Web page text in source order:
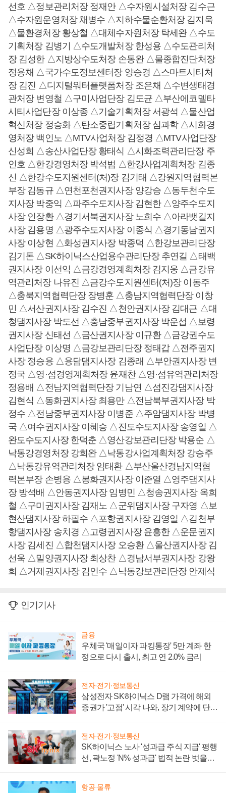
선호 △정보관리처장 정재안 △수자원시설처장 김수근
△수자원운영처장 채병수 △지하수물순환처장 김지욱
△물환경처장 황상철 △대체수자원처장 탁세완 △수도
기획처장 김병기 △수도개발처장 한성용 △수도관리처
장 김성한 △지방상수도처장 손동완 △물종합진단처장
정용채 △국가수도정보센터장 양승경 △스마트시티처
장 김진 △디지털워터플랫폼처장 조은채 △수변생태경
관처장 변영철 △구미사업단장 김도균 △부산에코델타
시티사업단장 이상종 △기술기획처장 서광석 △물산업
혁신처장 정승화 △탄소중립기획처장 심과학 △시화경
영처장 백인노 △MTV사업처장 김정경 △MTV사업단장
신성희 △송산사업단장 황태식 △시화조력관리단장 주
인호 △한강경영처장 박석범 △한강사업계획처장 김종
신 △한강수도지원센터(처)장 김기태 △강원지역협력본
부장 김동규 △연천포천권지사장 양강승 △동두천수도
지사장 박중익 △파주수도지사장 김현한 △양주수도지
사장 인장환 △경기서북권지사장 노희수 △아라뱃길지
사장 김용명 △광주수도지사장 이종식 △경기동남권지
사장 이상현 △화성권지사장 박종덕 △한강보관리단장
김기돈 △SK하이닉스산업용수관리단장 추연길 △태백
권지사장 이선익 △금강경영계획처장 김지웅 △금강유
역관리처장 나유진 △금강수도지원센터(처)장 이동주
△충북지역협력단장 장병훈 △충남지역협력단장 이창
민 △서산권지사장 김수진 △천안권지사장 김대근 △대
청댐지사장 박도선 △충남중부권지사장 박운섭 △보령
권지사장 신태선 △금산권지사장 이규환 △금강권수도
사업단장 이상명 △금강보관리단장 정태갑 △전주권지
사장 정승용 △용담댐지사장 김종래 △부안권지사장 변
정국 △영·섬경영계획처장 윤재찬 △영·섬유역관리처장
정용배 △전남지역협력단장 기남연 △섬진강댐지사장
김현식 △동화권지사장 최용만 △전남북부권지사장 박
정수 △전남중부권지사장 이병준 △주암댐지사장 박병
국 △여수권지사장 이혜승 △진도수도지사장 송영일 △
완도수도지사장 한덕춘 △영산강보관리단장 박용순 △
낙동강경영처장 강희완 △낙동강사업계획처장 강승주
△낙동강유역관리처장 임태환 △부산울산경남지역협
력본부장 손병용 △봉화권지사장 이준열 △영주댐지사
장 방석배 △안동권지사장 임병민 △청송권지사장 옥희
철 △구미권지사장 김재노 △군위댐지사장 구자영 △보
현산댐지사장 하필수 △포항권지사장 김영일 △김천부
항댐지사장 송치경 △고령권지사장 윤흥한 △운문권지
사장 김세진 △합천댐지사장 오승환 △울산권지사장 김
선욱 △밀양권지사장 최상찬 △경남서부권지사장 강왕
희 △거제권지사장 김인수 △낙동강보관리단장 안제식
인기기사
금융
우체국 '매일이자 파킹통장' 5만 계좌 한
정으로 다시 출시, 최고 연 2.0% 금리
전자·전기·정보통신
삼성전자 SK하이닉스 D램 가격에 해외
증권가 '고점' 시각 나와, 장기 계약에 단점
전자·전기·정보통신
SK하이닉스 노사 '성과급 주식 지급' 평행
선, 곽노정 'N% 성과급' 법적 논란 벗을지
항공·물류